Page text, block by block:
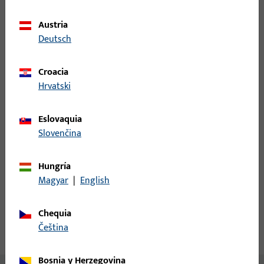
Inicie sesión con sus datos de cliente para obtener
Datos técnicos
Austria
Deutsch
Croacia
Hrvatski
Eslovaquia
Slovenčina
Hungría
Magyar | English
Chequia
čeština
Bosnia y Herzegovina